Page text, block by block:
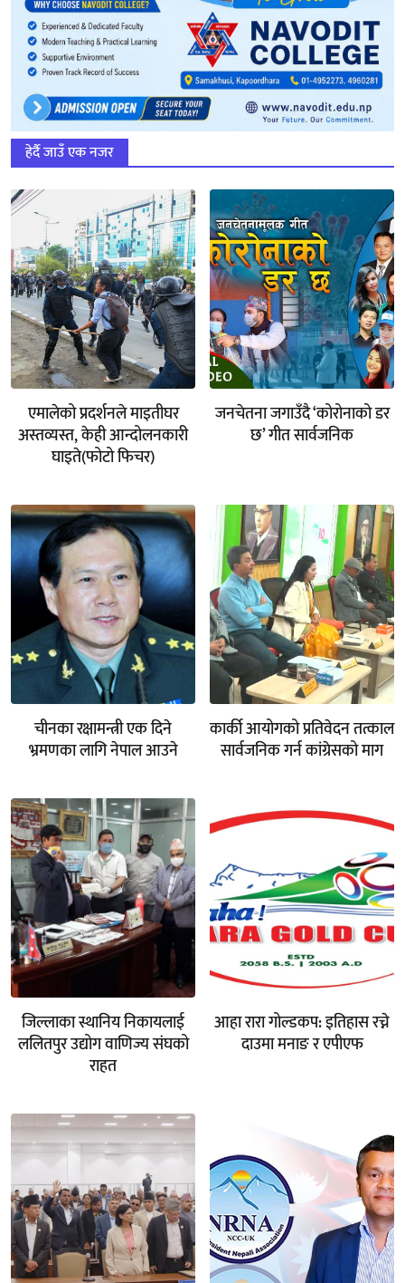
हेर्दै जाउँ एक नजर
एमालेको प्रदर्शनले माइतीघर
अस्तव्यस्त, केही आन्दोलनकारी
घाइते(फोटो फिचर)
जनचेतना जगाउँदै ‘कोरोनाको डर
छ’ गीत सार्वजनिक
चीनका रक्षामन्त्री एक दिने
भ्रमणका लागि नेपाल आउने
कार्की आयोगको प्रतिवेदन तत्काल
सार्वजनिक गर्न कांग्रेसको माग
जिल्लाका स्थानिय निकायलाई
ललितपुर उद्योग वाणिज्य संघको
राहत
आहा रारा गोल्डकप: इतिहास रच्ने
दाउमा मनाङ र एपीएफ